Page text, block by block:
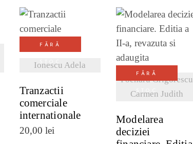
FĂRĂ
Ionescu Adela
Tranzactii
comerciale
internationale
20,00 lei
FĂRĂ
Poenaru Grigorescu
Carmen Judith
VEZI DETALII
Modelarea
deciziei